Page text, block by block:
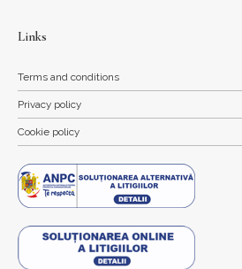
Links
Terms and conditions
Privacy policy
Cookie policy